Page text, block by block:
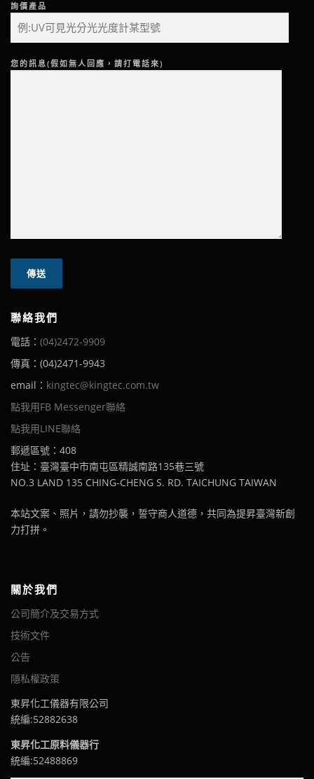
詢價產品
您的訊息(假如無人回應，請打電話來)
聯絡我們
電話： (04)2472-9909
傳真：(04)2471-9943
email： kingtec@kingtec.com.tw
點我用FB Messenger聯絡
點我用LINE聯絡
郵遞區號：408
住址：臺灣臺中市南屯區精誠南路135巷三號
NO.3 LAND 135 CHING-CHENG S. RD. TAICHUNG TAIWAN
本站文案、照片，請勿抄襲，誓守商人道德，共同為提昇臺灣新創
力打拼。
關於我們
公司簡介及交易方式
技術文件
公告
隱私權政策
東昇化工儀器有限公司
統編:52882638
東昇化工原料儀器行
統編:52488869